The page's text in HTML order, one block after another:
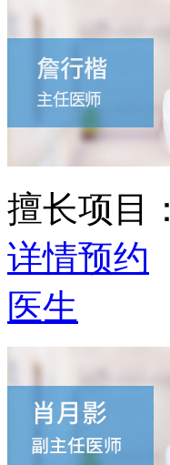
擅长项目：
详情预约
医生